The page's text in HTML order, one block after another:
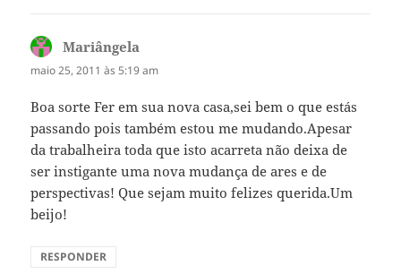
Mariângela
maio 25, 2011 às 5:19 am
Boa sorte Fer em sua nova casa,sei bem o que estás
passando pois também estou me mudando.Apesar
da trabalheira toda que isto acarreta não deixa de
ser instigante uma nova mudança de ares e de
perspectivas! Que sejam muito felizes querida.Um
beijo!
RESPONDER